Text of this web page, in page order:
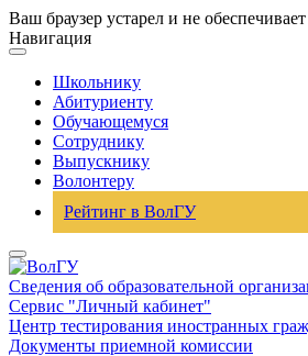
Ваш браузер устарел и не
Навигация
Школьнику
Абитуриенту
Обучающемуся
Сотруднику
Выпускнику
Волонтеру
Рейтинг в ВолГУ
Сведения об образовательной
Сервис "Личный кабинет"
Центр тестирования иностранных
Документы приемной комиссии